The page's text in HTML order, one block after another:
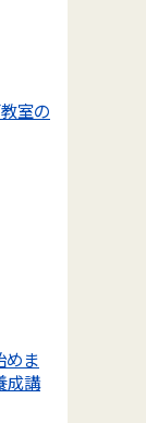
室の
めま
成講